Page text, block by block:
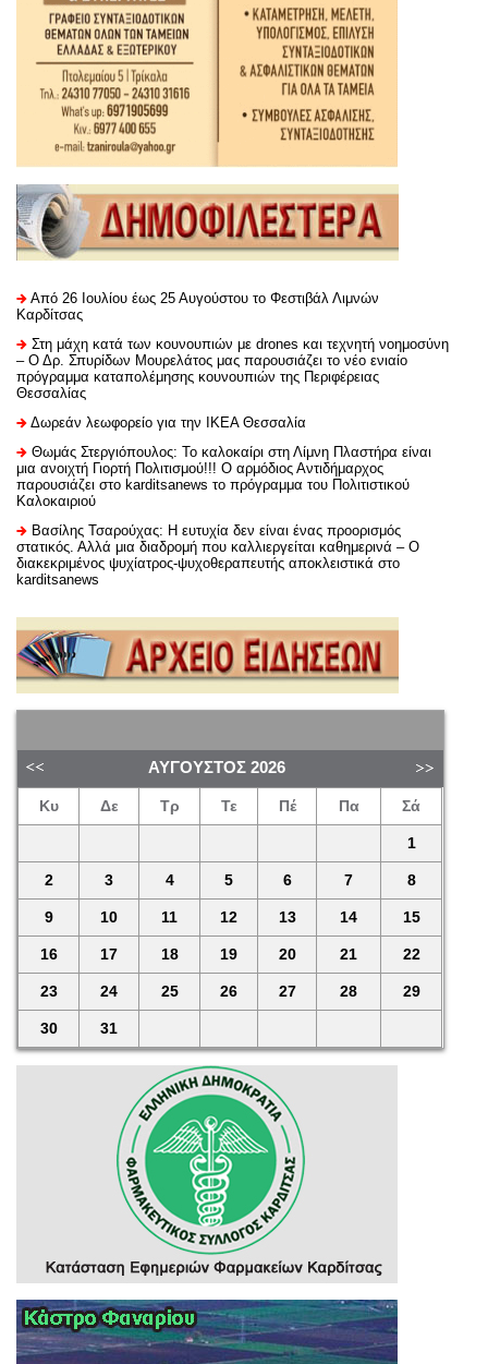
Από 26 Ιουλίου έως 25 Αυγούστου το Φεστιβάλ Λιμνών
Καρδίτσας
Στη μάχη κατά των κουνουπιών με drones και τεχνητή νοημοσύνη
– Ο Δρ. Σπυρίδων Μουρελάτος μας παρουσιάζει το νέο ενιαίο
πρόγραμμα καταπολέμησης κουνουπιών της Περιφέρειας
Θεσσαλίας
Δωρεάν λεωφορείο για την ΙΚΕΑ Θεσσαλία
Θωμάς Στεργιόπουλος: Το καλοκαίρι στη Λίμνη Πλαστήρα είναι
μια ανοιχτή Γιορτή Πολιτισμού!!! Ο αρμόδιος Αντιδήμαρχος
παρουσιάζει στο karditsanews το πρόγραμμα του Πολιτιστικού
Καλοκαιριού
Βασίλης Τσαρούχας: Η ευτυχία δεν είναι ένας προορισμός
στατικός. Αλλά μια διαδρομή που καλλιεργείται καθημερινά – Ο
διακεκριμένος ψυχίατρος-ψυχοθεραπευτής αποκλειστικά στο
karditsanews
ΑΎΓΟΥΣΤΟΣ 2026
Κυ Δε Τρ Τε Πέ Πα Σά
1
2 3 4 5 6 7 8
9 10 11 12 13 14 15
16 17 18 19 20 21 22
23 24 25 26 27 28 29
30 31